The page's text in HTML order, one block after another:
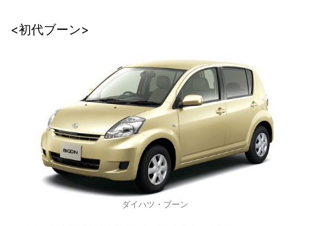
<初代ブーン>
ダイハツ・ブーン